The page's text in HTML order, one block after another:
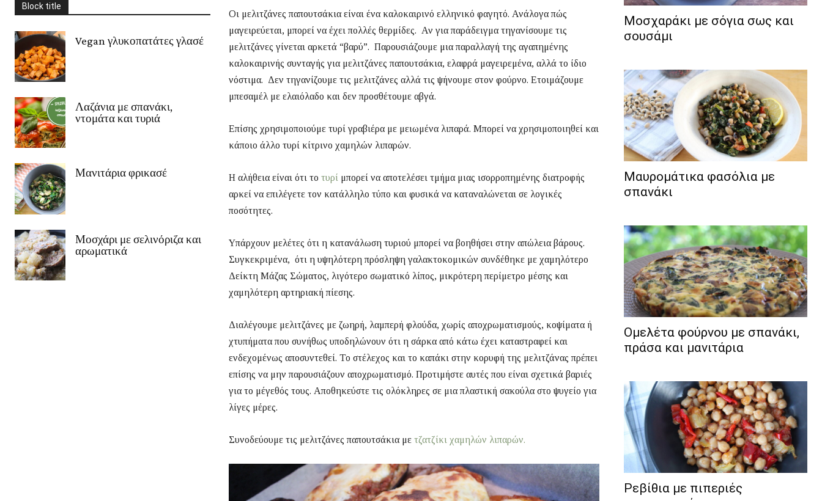
Block title
Vegan γλυκοπατάτες γλασέ
Λαζάνια με σπανάκι,
ντομάτα και τυριά
Μανιτάρια φρικασέ
Μοσχάρι με σελινόριζα και
αρωματικά
Οι μελιτζάνες παπουτσάκια είναι ένα καλοκαιρινό ελληνικό φαγητό. Ανάλογα πώς
μαγειρεύεται, μπορεί να έχει πολλές θερμίδες. Αν για παράδειγμα τηγανίσουμε τις
μελιτζάνες γίνεται αρκετά “βαρύ”. Παρουσιάζουμε μια παραλλαγή της αγαπημένης
καλοκαιρινής συνταγής για μελιτζάνες παπουτσάκια, ελαφρά μαγειρεμένα, αλλά το ίδιο
νόστιμα. Δεν τηγανίζουμε τις μελιτζάνες αλλά τις ψήνουμε στον φούρνο. Ετοιμάζουμε
μπεσαμέλ με ελαιόλαδο και δεν προσθέτουμε αβγά.
Επίσης χρησιμοποιούμε τυρί γραβιέρα με μειωμένα λιπαρά. Μπορεί να χρησιμοποιηθεί και
κάποιο άλλο τυρί κίτρινο χαμηλών λιπαρών.
Η αλήθεια είναι ότι το τυρί μπορεί να αποτελέσει τμήμα μιας ισορροπημένης διατροφής
αρκεί να επιλέγετε τον κατάλληλο τύπο και φυσικά να καταναλώνεται σε λογικές
ποσότητες.
Υπάρχουν μελέτες ότι η κατανάλωση τυριού μπορεί να βοηθήσει στην απώλεια βάρους.
Συγκεκριμένα, ότι η υψηλότερη πρόσληψη γαλακτοκομικών συνδέθηκε με χαμηλότερο
Δείκτη Μάζας Σώματος, λιγότερο σωματικό λίπος, μικρότερη περίμετρο μέσης και
χαμηλότερη αρτηριακή πίεσης.
Διαλέγουμε μελιτζάνες με ζωηρή, λαμπερή φλούδα, χωρίς αποχρωματισμούς, κοψίματα ή
χτυπήματα που συνήθως υποδηλώνουν ότι η σάρκα από κάτω έχει καταστραφεί και
ενδεχομένως αποσυντεθεί. Το στέλεχος και το καπάκι στην κορυφή της μελιτζάνας πρέπει
επίσης να μην παρουσιάζουν αποχρωματισμό. Προτιμήστε αυτές που είναι σχετικά βαριές
για το μέγεθός τους. Αποθηκεύστε τις ολόκληρες σε μια πλαστική σακούλα στο ψυγείο για
λίγες μέρες.
Συνοδεύουμε τις μελιτζάνες παπουτσάκια με τζατζίκι χαμηλών λιπαρών.
Μοσχαράκι με σόγια σως και
σουσάμι
Μαυρομάτικα φασόλια με
σπανάκι
Ομελέτα φούρνου με σπανάκι,
πράσα και μανιτάρια
Ρεβίθια με πιπεριές